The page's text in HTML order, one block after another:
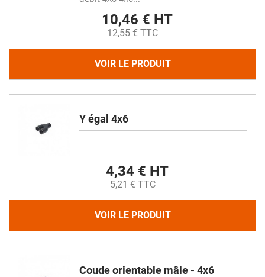
10,46 € HT
12,55 € TTC
VOIR LE PRODUIT
Y égal 4x6
4,34 € HT
5,21 € TTC
VOIR LE PRODUIT
Coude orientable mâle - 4x6